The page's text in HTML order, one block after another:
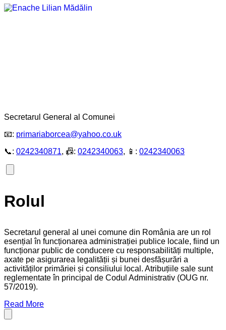
Secretarul General al Comunei
📧: primariaborcea@yahoo.co.uk
📞: 0242340871, 📠: 0242340063, 📱: 0242340063
Rolul
Secretarul general al unei comune din România are un rol
esențial în funcționarea administrației publice locale, fiind un
funcționar public de conducere cu responsabilități multiple,
axate pe asigurarea legalității și bunei desfășurări a
activităților primăriei și consiliului local. Atribuțiile sale sunt
reglementate în principal de Codul Administrativ (OUG nr.
57/2019).
Read More